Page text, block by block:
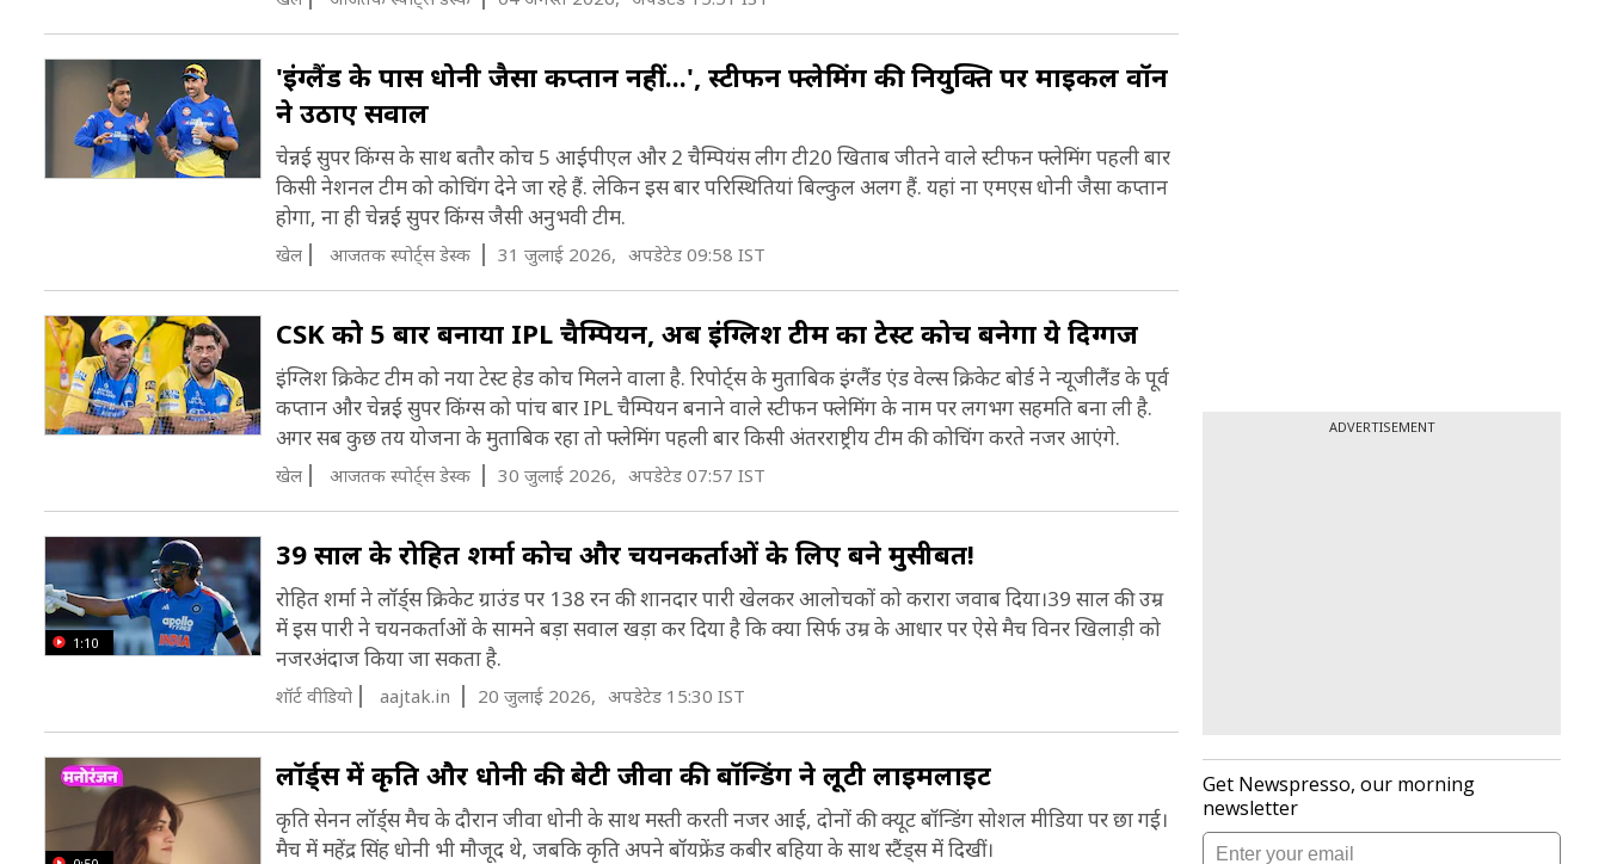
हैं और 324 हारे हैं.
ऑस्ट्रेलिया के खिलाफ टेस्ट सीरीज में, इंग्लैंड एशेज के लिए खेलता है,
वे चार बार क्रिकेट विश्व कप के फाइनल में पहुंचे हैं (1979, 1987,
1992) और 2019 में अपना पहला मैच जीता था.
टीन दो ICC चैंपियंस ट्रॉफी (2004 और 2013) में उपविजेता भी
रही है.
इंग्लैंड टीम ने 190 T20I खेले हैं, जिनमें से 99 जीते हैं. उन्होंने 2010
और 2022 में ICC T20 विश्व कप जीता और 2016 में उपविजेता
रही. वे T20I में वर्तमान विश्व चैंपियन हैं.
20 जून 2024 तक, ICC द्वारा इंग्लैंड को टेस्ट में तीसरा, वनडे में छठा
और T20I में चौथा स्थान दिया गया है.
'इंग्लैंड के पास धोनी जैसा कप्तान नहीं...', स्टीफन फ्लेमिंग की नियुक्ति पर माइकल वॉन
ने उठाए सवाल
चेन्नई सुपर किंग्स के साथ बतौर कोच 5 आईपीएल और 2 चैम्पियंस लीग टी20 खिताब जीतने वाले स्टीफन फ्लेमिंग पहली बार
किसी नेशनल टीम को कोचिंग देने जा रहे हैं. लेकिन इस बार परिस्थितियां बिल्कुल अलग हैं. यहां ना एमएस धोनी जैसा कप्तान
होगा, ना ही चेन्नई सुपर किंग्स जैसी अनुभवी टीम.
खेल आजतक स्पोर्ट्स डेस्क 31 जुलाई 2026, अपडेटेड 09:58 IST
CSK को 5 बार बनाया IPL चैम्पियन, अब इंग्लिश टीम का टेस्ट कोच बनेगा ये दिग्गज
इंग्लिश क्रिकेट टीम को नया टेस्ट हेड कोच मिलने वाला है. रिपोर्ट्स के मुताबिक इंग्लैंड एंड वेल्स क्रिकेट बोर्ड ने न्यूजीलैंड के पूर्व
कप्तान और चेन्नई सुपर किंग्स को पांच बार IPL चैम्पियन बनाने वाले स्टीफन फ्लेमिंग के नाम पर लगभग सहमति बना ली है.
अगर सब कुछ तय योजना के मुताबिक रहा तो फ्लेमिंग पहली बार किसी अंतरराष्ट्रीय टीम की कोचिंग करते नजर आएंगे.
खेल आजतक स्पोर्ट्स डेस्क 30 जुलाई 2026, अपडेटेड 07:57 IST
1:10
39 साल के रोहित शर्मा कोच और चयनकर्ताओं के लिए बने मुसीबत!
रोहित शर्मा ने लॉर्ड्स क्रिकेट ग्राउंड पर 138 रन की शानदार पारी खेलकर आलोचकों को करारा जवाब दिया।39 साल की उम्र
में इस पारी ने चयनकर्ताओं के सामने बड़ा सवाल खड़ा कर दिया है कि क्या सिर्फ उम्र के आधार पर ऐसे मैच विनर खिलाड़ी को
नजरअंदाज किया जा सकता है.
शॉर्ट वीडियो aajtak.in 20 जुलाई 2026, अपडेटेड 15:30 IST
लॉर्ड्स में कृति और धोनी की बेटी जीवा की बॉन्डिंग ने लूटी लाइमलाइट
कृति सेनन लॉर्ड्स मैच के दौरान जीवा धोनी के साथ मस्ती करती नजर आईं, दोनों की क्यूट बॉन्डिंग सोशल मीडिया पर छा गई।
मैच में महेंद्र सिंह धोनी भी मौजूद थे, जबकि कृति अपने बॉयफ्रेंड कबीर बहिया के साथ स्टैंड्स में दिखीं।
ADVERTISEMENT